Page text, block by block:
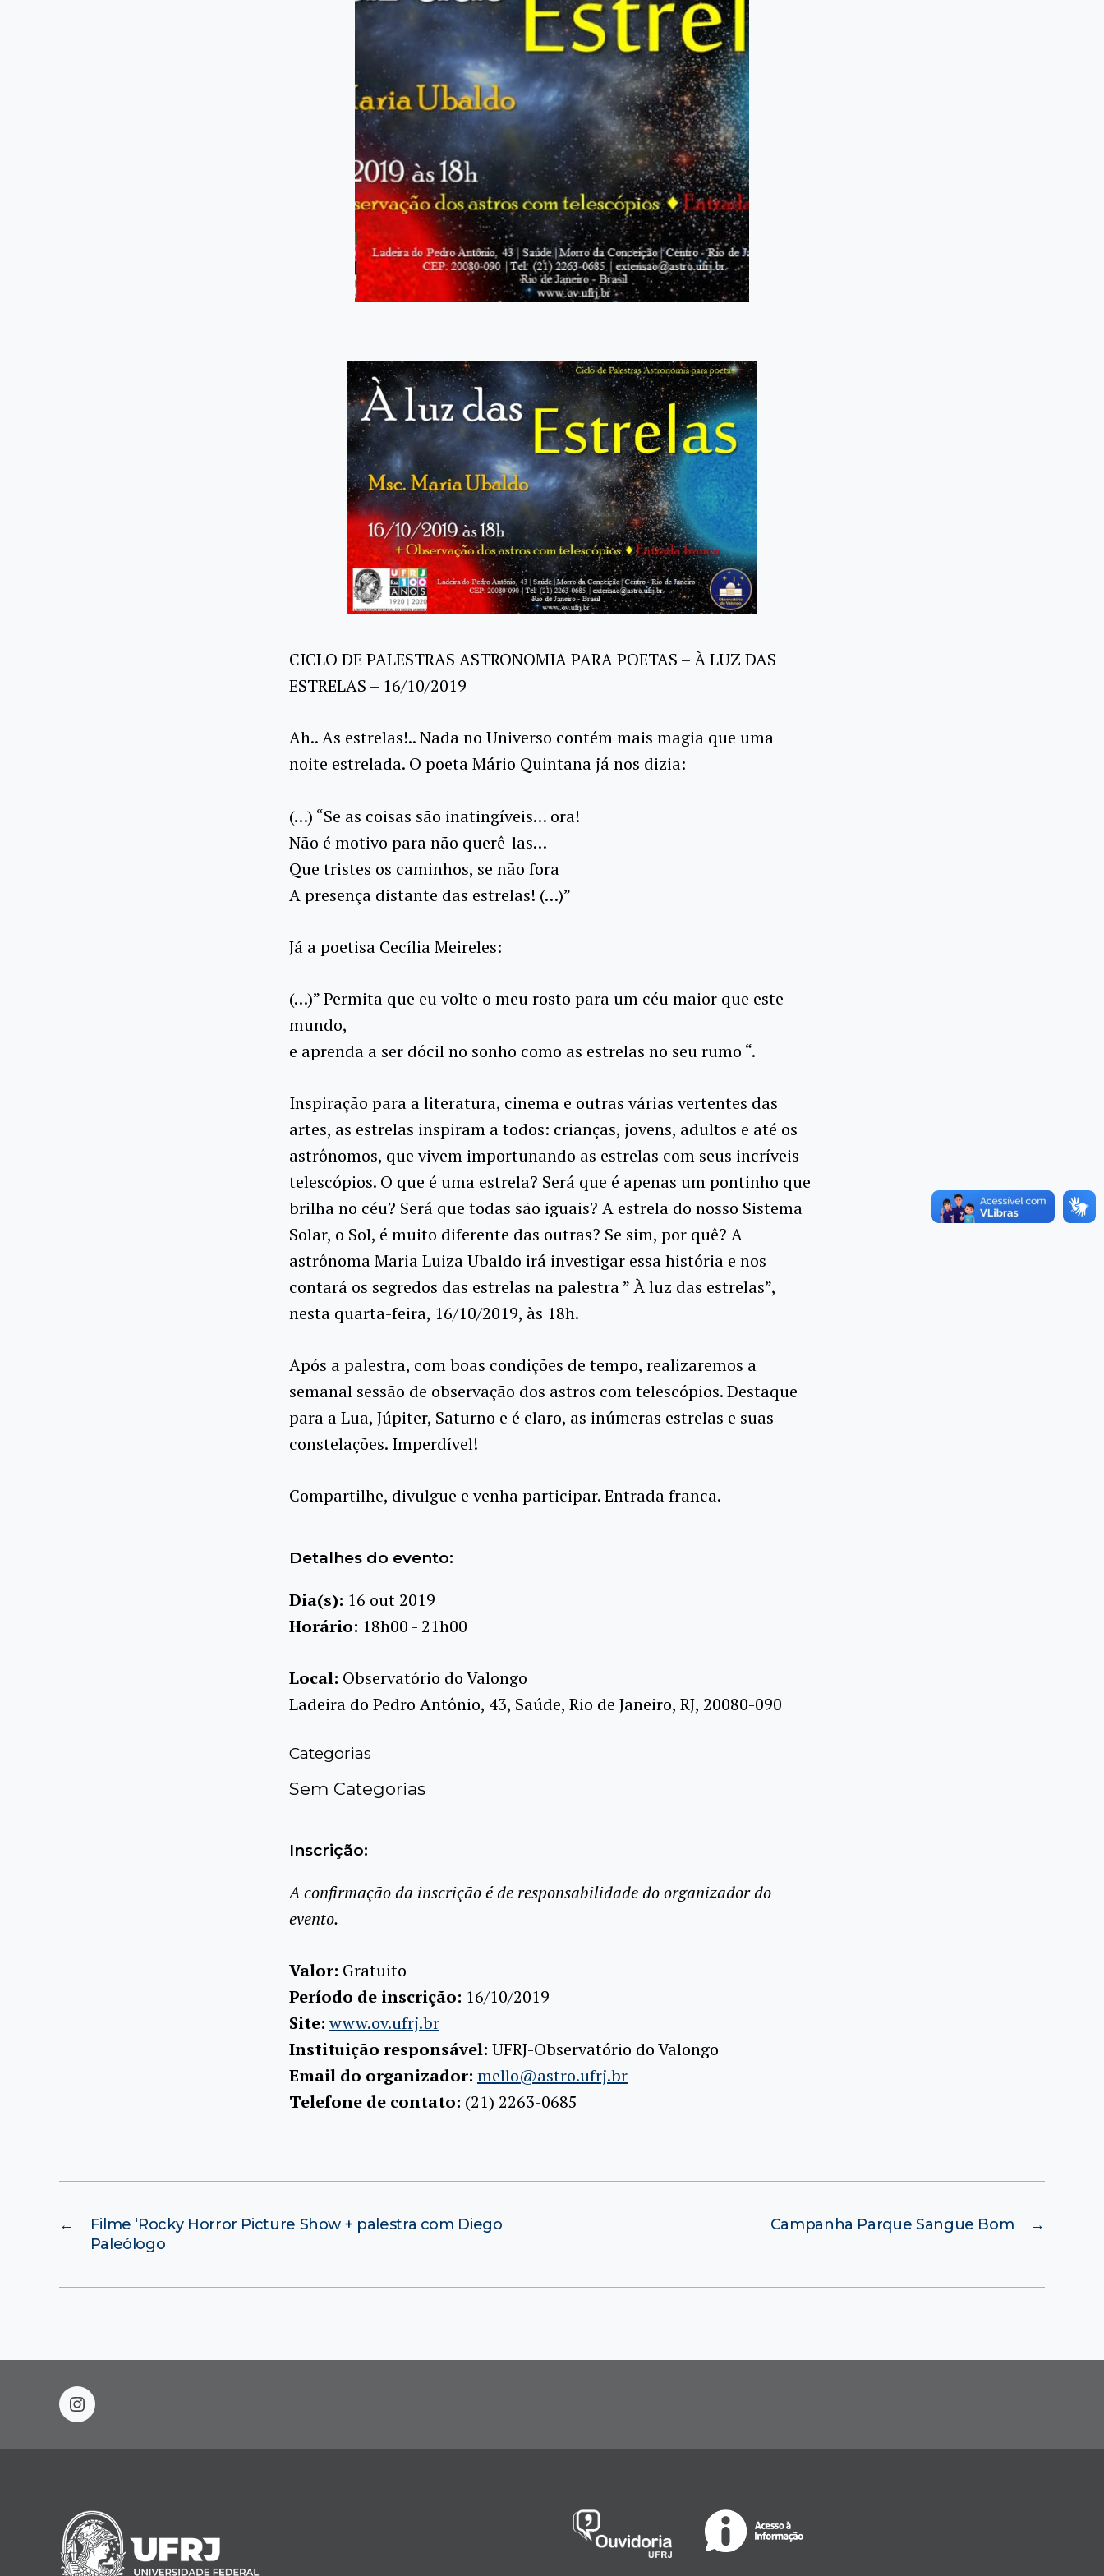
CICLO DE PALESTRAS ASTRONOMIA PARA POETAS – À LUZ DAS
ESTRELAS – 16/10/2019
Ah.. As estrelas!.. Nada no Universo contém mais magia que uma
noite estrelada. O poeta Mário Quintana já nos dizia:
(…) “Se as coisas são inatingíveis… ora!
Não é motivo para não querê-las…
Que tristes os caminhos, se não fora
A presença distante das estrelas! (…)”
Já a poetisa Cecília Meireles:
(…)” Permita que eu volte o meu rosto para um céu maior que este
mundo,
e aprenda a ser dócil no sonho como as estrelas no seu rumo “.
Inspiração para a literatura, cinema e outras várias vertentes das
artes, as estrelas inspiram a todos: crianças, jovens, adultos e até os
astrônomos, que vivem importunando as estrelas com seus incríveis
telescópios. O que é uma estrela? Será que é apenas um pontinho que
brilha no céu? Será que todas são iguais? A estrela do nosso Sistema
Solar, o Sol, é muito diferente das outras? Se sim, por quê? A
astrônoma Maria Luiza Ubaldo irá investigar essa história e nos
contará os segredos das estrelas na palestra ” À luz das estrelas”,
nesta quarta-feira, 16/10/2019, às 18h.
Após a palestra, com boas condições de tempo, realizaremos a
semanal sessão de observação dos astros com telescópios. Destaque
para a Lua, Júpiter, Saturno e é claro, as inúmeras estrelas e suas
constelações. Imperdível!
Compartilhe, divulgue e venha participar. Entrada franca.
Detalhes do evento:
Dia(s): 16 out 2019
Horário: 18h00 - 21h00
Local: Observatório do Valongo
Ladeira do Pedro Antônio, 43, Saúde, Rio de Janeiro, RJ, 20080-090
Categorias
Sem Categorias
Inscrição:
A confirmação da inscrição é de responsabilidade do organizador do
evento.
Valor: Gratuito
Período de inscrição: 16/10/2019
Site:www.ov.ufrj.br
Instituição responsável: UFRJ-Observatório do Valongo
Email do organizador: mello@astro.ufrj.br
Telefone de contato: (21) 2263-0685
←
Filme ‘Rocky Horror Picture Show + palestra com Diego
Paleólogo
→
Campanha Parque Sangue Bom
instagram